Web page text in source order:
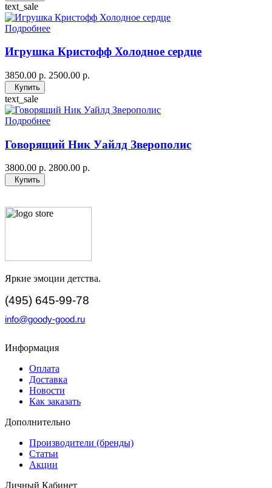
text_sale
Подробнее
Игрушка Кристофф Холодное сердце
3850.00 р. 2500.00 р.
Купить
text_sale
Подробнее
Говорящий Ник Уайлд Зверополис
3800.00 р. 2800.00 р.
Купить
Яркие эмоции детства.
(495) 645-99-78
info@goody-good.ru
Информация
Оплата
Доставка
Новости
Как заказать
Дополнительно
Производители (бренды)
Статьи
Акции
Личный Кабинет